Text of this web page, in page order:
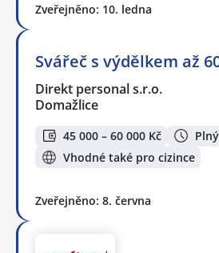
Zveřejněno: 10. ledna
Svářeč s výdělkem až
Direkt personal s.r.o.
Domažlice
45 000 – 60 000 Kč
Vhodné také pro cizince
Zveřejněno: 8. června